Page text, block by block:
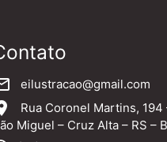
eilustracao@gmail.com
Rua Coronel Martins, 194
Miguel – Cruz Alta – RS –